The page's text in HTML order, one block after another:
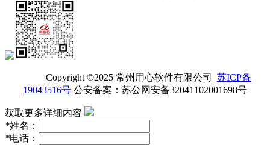
Copyright ©2025 常州用心软件有限公司 苏ICP备
19043516号 公安备案：苏公网安备32041102001698号
获取更多详细内容
*姓名：
*电话：